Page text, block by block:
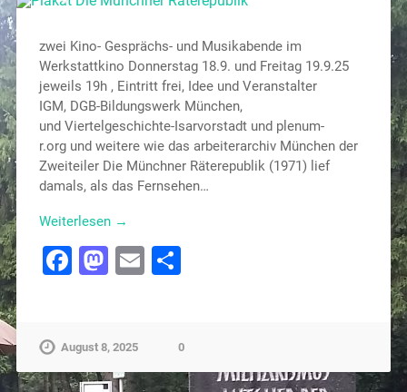
zwei Kino- Gesprächs- und Musikabende im
Werkstattkino Donnerstag 18.9. und Freitag 19.9.25
jeweils 19h , Eintritt frei, Idee und Veranstalter
IGM, DGB-Bildungswerk München,
und Viertelgeschichte-Isarvorstadt und plenum-
r.org und weitere wie das arbeiterarchiv München der
Zweiteiler Die Münchner Räterepublik (1971) lief
damals, als das Fernsehen…
Weiterlesen →
Facebook
Mastodon
EmailTeilen
August 8, 2025 0